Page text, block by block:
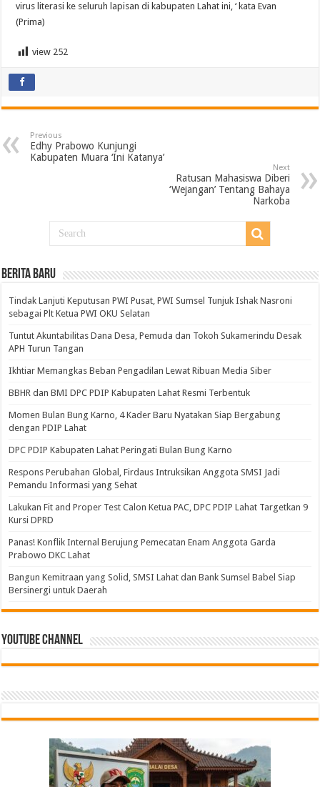
virus literasi ke seluruh lapisan di kabupaten Lahat ini, ‘ kata Evan
(Prima)
view 252
Previous
Edhy Prabowo Kunjungi
Kabupaten Muara ‘Ini Katanya’
Next
Ratusan Mahasiswa Diberi
‘Wejangan’ Tentang Bahaya
Narkoba
BERITA BARU
Tindak Lanjuti Keputusan PWI Pusat, PWI Sumsel Tunjuk Ishak Nasroni
sebagai Plt Ketua PWI OKU Selatan
Tuntut Akuntabilitas Dana Desa, Pemuda dan Tokoh Sukamerindu Desak
APH Turun Tangan
Ikhtiar Memangkas Beban Pengadilan Lewat Ribuan Media Siber
BBHR dan BMI DPC PDIP Kabupaten Lahat Resmi Terbentuk
Momen Bulan Bung Karno, 4 Kader Baru Nyatakan Siap Bergabung
dengan PDIP Lahat
DPC PDIP Kabupaten Lahat Peringati Bulan Bung Karno
Respons Perubahan Global, Firdaus Intruksikan Anggota SMSI Jadi
Pemandu Informasi yang Sehat
Lakukan Fit and Proper Test Calon Ketua PAC, DPC PDIP Lahat Targetkan 9
Kursi DPRD
Panas! Konflik Internal Berujung Pemecatan Enam Anggota Garda
Prabowo DKC Lahat
Bangun Kemitraan yang Solid, SMSI Lahat dan Bank Sumsel Babel Siap
Bersinergi untuk Daerah
Youtube Channel